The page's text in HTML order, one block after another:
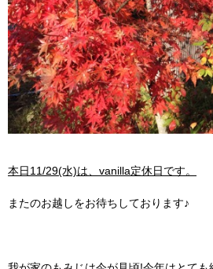
本日11/29(水)は、vanilla定休日です。
またのお越しをお待ちしております♪